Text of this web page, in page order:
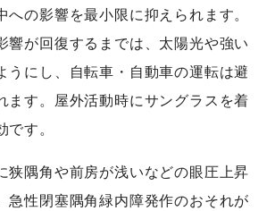
への影響を最小限に抑えられます。
響が回復するまでは、太陽光や強い
うにし、自転車・自動車の運転は避
ます。屋外活動時にサングラスを着
す。
狭隅角や前房が浅いなどの眼圧上昇
急性閉塞隅角緑内障発作のおそれが